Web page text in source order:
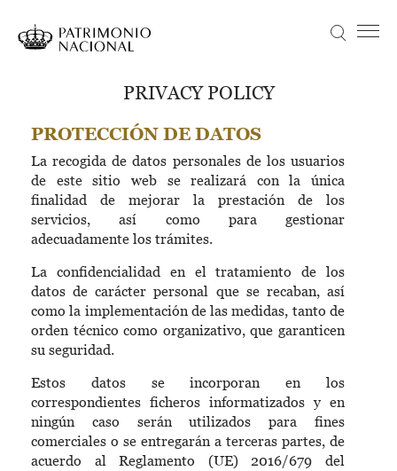
main
NEWS
COLLECTION
EDUCATION
ABOUT US
TRANSPARENCIA
TICKETS
Search
PRIVACY POLICY
PROTECCIÓN DE DATOS
La recogida de datos personales de los usuarios
de este sitio web se realizará con la única
finalidad de mejorar la prestación de los
servicios, así como para gestionar
adecuadamente los trámites.
La confidencialidad en el tratamiento de los
datos de carácter personal que se recaban, así
como la implementación de las medidas, tanto de
orden técnico como organizativo, que garanticen
su seguridad.
Estos datos se incorporan en los
correspondientes ficheros informatizados y en
ningún caso serán utilizados para fines
comerciales o se entregarán a terceras partes, de
acuerdo al Reglamento (UE) 2016/679 del